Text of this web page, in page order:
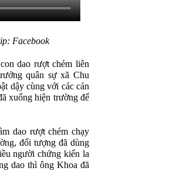
Facebook
dao rượt chém liên
quân sự xã Chu
dậy cùng với các cán
xuống hiện trường để
dao rượt chém chạy
đối tượng đã dùng
người chứng kiến la
dao thì ông Khoa đã